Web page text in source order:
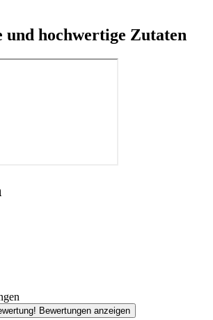
und hochwertige Zutaten
Bewertungen anzeigen